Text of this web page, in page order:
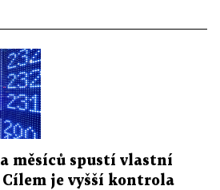
měsíců spustí vlastní
je vyšší kontrola